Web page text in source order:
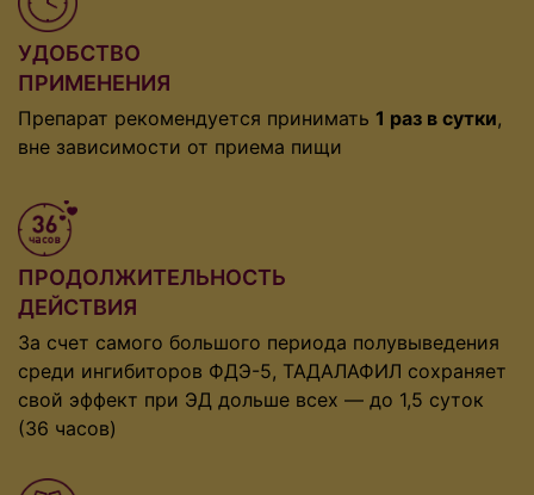
УДОБСТВО
ПРИМЕНЕНИЯ
Препарат рекомендуется принимать 1 раз в сутки,
вне зависимости от приема пищи
ПРОДОЛЖИТЕЛЬНОСТЬ
ДЕЙСТВИЯ
За счет самого большого периода полувыведения
среди ингибиторов ФДЭ-5, ТАДАЛАФИЛ сохраняет
свой эффект при ЭД дольше всех — до 1,5 суток
(36 часов)